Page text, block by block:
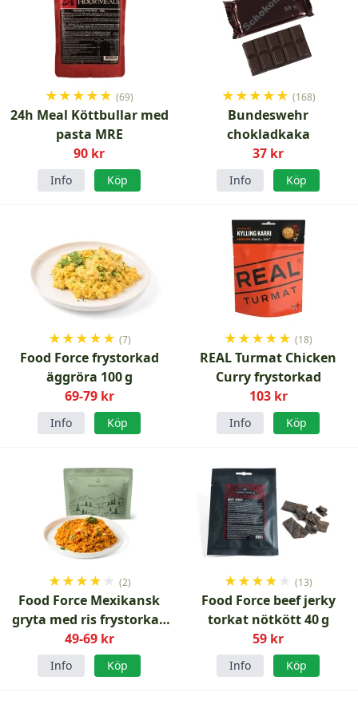
★★★★★ (69)
24h Meal Köttbullar med
pasta MRE
90 kr
Info Köp
★★★★★ (168)
Bundeswehr
chokladkaka
37 kr
Info Köp
★★★★★ (7)
Food Force frystorkad
äggröra 100 g
69-79 kr
Info Köp
★★★★★ (18)
REAL Turmat Chicken
Curry frystorkad
103 kr
Info Köp
★★★★ ★ (2)
Food Force Mexikansk
gryta med ris frystorkad
150 g
49-69 kr
Info Köp
★★★★ ★ (13)
Food Force beef jerky
torkat nötkött 40 g
59 kr
Info Köp